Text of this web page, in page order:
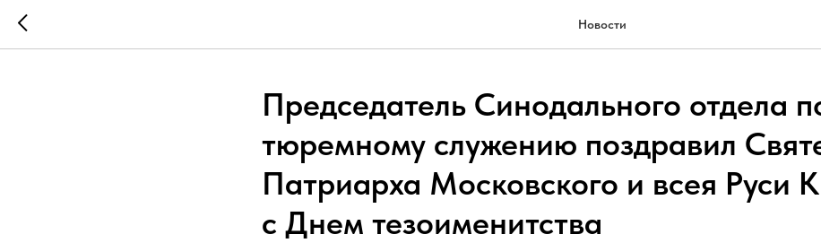
Новости
Председатель Синодального отдела
тюремному служению поздравил
Патриарха Московского и всея Руси
с Днем тезоименитства